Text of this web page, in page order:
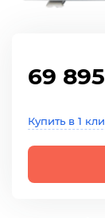
69 895
Купить в 1